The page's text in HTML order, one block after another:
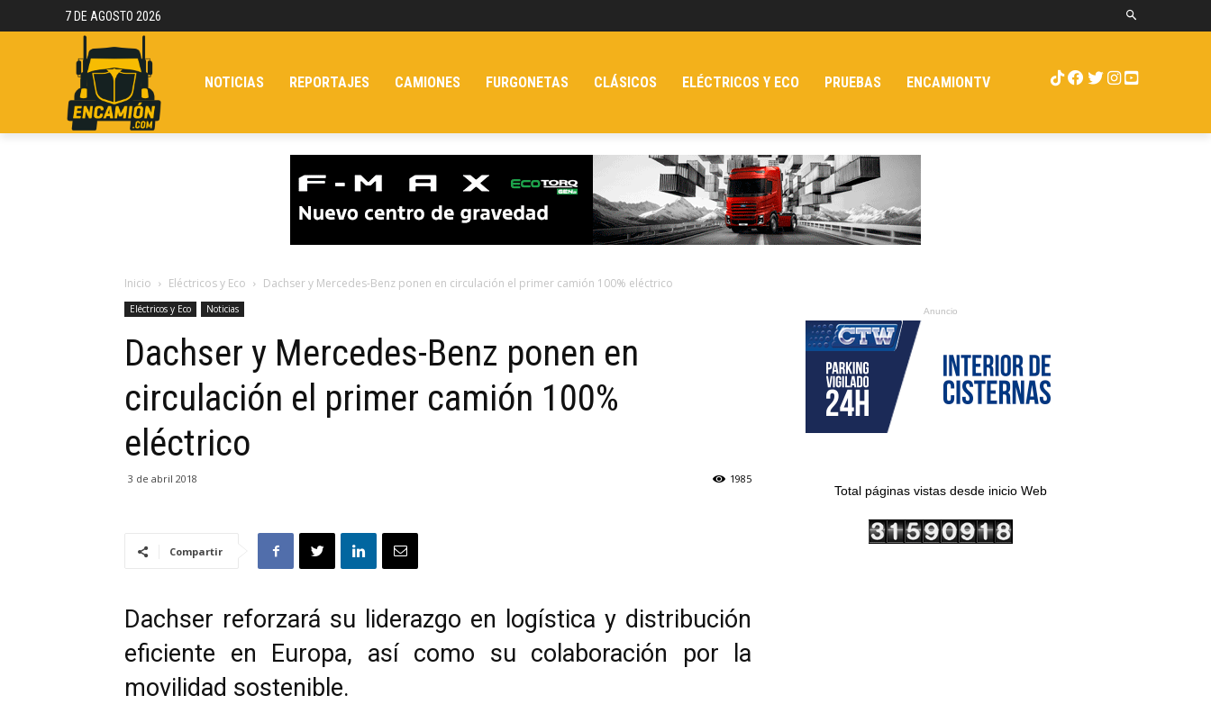
7 DE AGOSTO 2026
NOTICIAS REPORTAJES CAMIONES FURGONETAS CLÁSICOS ELÉCTRICOS Y ECO PRUEBAS ENCAMIONTV
Inicio Eléctricos y Eco Dachser y Mercedes-Benz ponen en circulación el primer camión 100% eléctrico
Eléctricos y Eco Noticias
Dachser y Mercedes-Benz ponen en
circulación el primer camión 100%
eléctrico
3 de abril 2018 1985
Compartir
Dachser reforzará su liderazgo en logística y distribución
eficiente en Europa, así como su colaboración por la
movilidad sostenible.
Anuncio
Total páginas vistas desde inicio Web